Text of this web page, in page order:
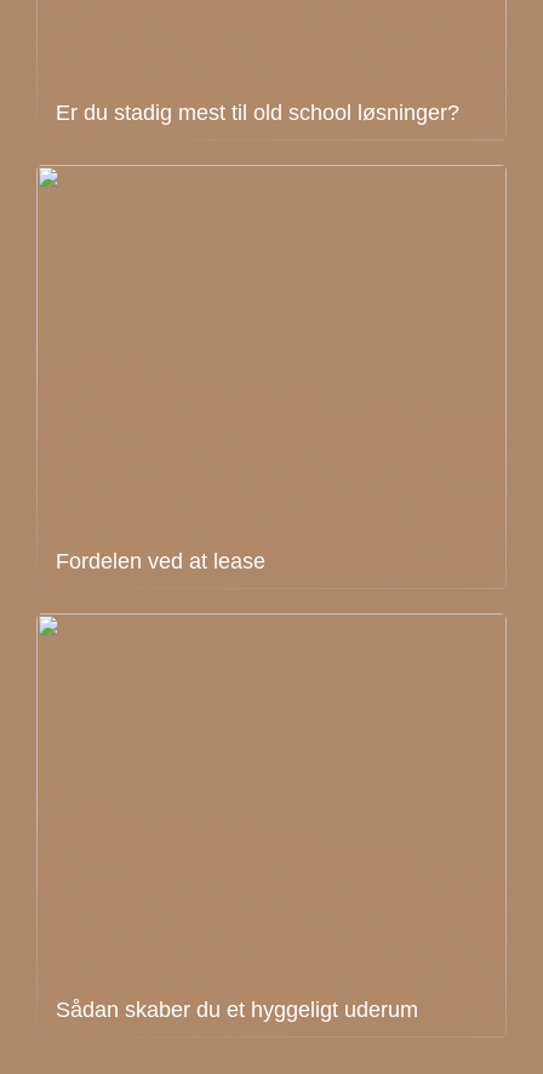
Er du stadig mest til old school løsninger?
Fordelen ved at lease
Sådan skaber du et hyggeligt uderum